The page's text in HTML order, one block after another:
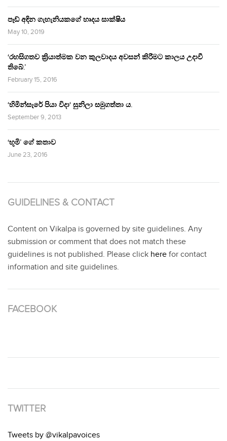
පෑඩ් අඳින ගැහැනියකගේ හෘදය සාක්ෂිය
May 10, 2019
‘රහසිගතව ක්‍රියාත්මක වන කුලවාදය අවසන් කිරීමට කාලය උදාවී
තිබේ.’
February 15, 2016
‘හිමින්සැරේ පියා විදා‘ සුනිලා සමුගත්තා ය.
September 9, 2013
‘භූමි’ ගේ කතාව
June 23, 2016
GUIDELINES & CONTACT
Content on Vikalpa is governed by site guidelines. Any
submission or comment that does not match these
guidelines is not published. Please click here for contact
information and site guidelines.
FACEBOOK
TWITTER
Tweets by @vikalpavoices